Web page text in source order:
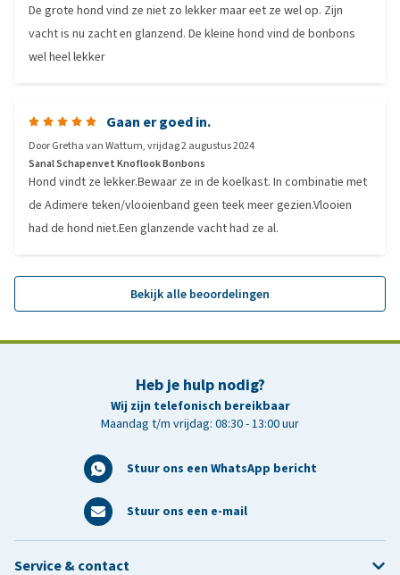
De grote hond vind ze niet zo lekker maar eet ze wel op. Zijn
vacht is nu zacht en glanzend. De kleine hond vind de bonbons
wel heel lekker
Gaan er goed in.
DoorGretha van Wattum,vrijdag 2 augustus 2024
Sanal Schapenvet Knoflook Bonbons
Hond vindt ze lekker.Bewaar ze in de koelkast. In combinatie met
de Adimere teken/vlooienband geen teek meer gezien.Vlooien
had de hond niet.Een glanzende vacht had ze al.
Bekijk alle beoordelingen
Heb je hulp nodig?
Wij zijn telefonisch bereikbaar
Maandag t/m vrijdag: 08:30 - 13:00 uur
Stuur ons een WhatsApp bericht
Stuur ons een e-mail
Service & contact